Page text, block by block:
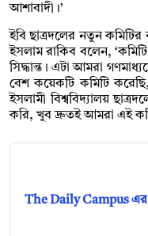
আশাবাদী।’
ইবি ছাত্রদলের নতুন কমিটির
ইসলাম রাকিব বলেন,
সিদ্ধান্ত। এটা আমরা
বেশ কয়েকটি কমিটি
ইসলামী বিশ্ববিদ্যালয়
করি, খুব দ্রুতই আমরা এই
The Daily Campus